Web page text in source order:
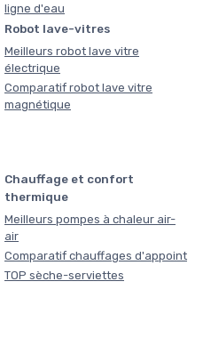
ligne d'eau
Robot lave-vitres
Meilleurs robot lave vitre
électrique
Comparatif robot lave vitre
magnétique
Chauffage et confort
thermique
Meilleurs pompes à chaleur air-
air
Comparatif chauffages d'appoint
TOP sèche-serviettes